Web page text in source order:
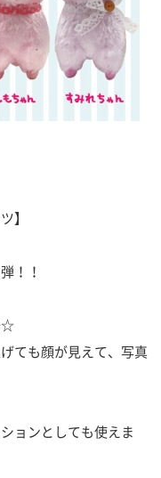
】
！！
☆
ても顔が見えて、写真
ョンとしても使えま